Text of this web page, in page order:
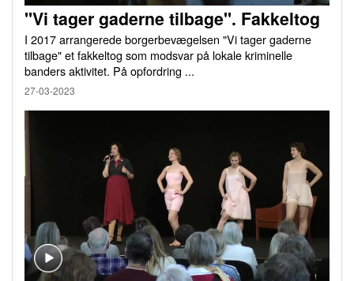
"Vi tager gaderne tilbage". Fakkeltog
I 2017 arrangerede borgerbevægelsen "Vi tager gaderne
tilbage" et fakkeltog som modsvar på lokale kriminelle
banders aktivitet. På opfordring ...
27-03-2023